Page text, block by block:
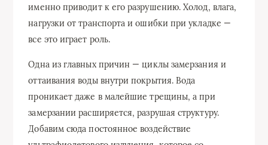
именно приводит к его разрушению. Холод, влага,
нагрузки от транспорта и ошибки при укладке —
все это играет роль.
Одна из главных причин — циклы замерзания и
оттаивания воды внутри покрытия. Вода
проникает даже в малейшие трещины, а при
замерзании расширяется, разрушая структуру.
Добавим сюда постоянное воздействие